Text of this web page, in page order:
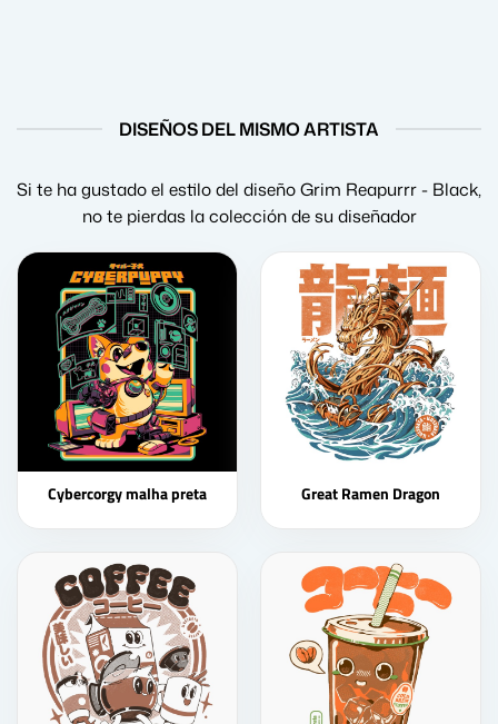
DISEÑOS DEL MISMO ARTISTA
Si te ha gustado el estilo del diseño Grim Reapurrr - Black,
no te pierdas la colección de su diseñador
Cybercorgy malha preta Great Ramen Dragon